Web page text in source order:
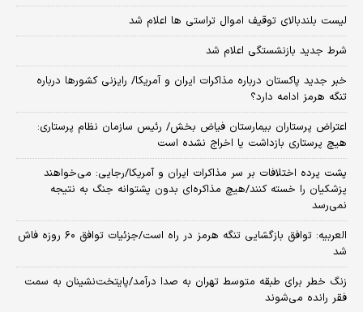
لیست بلندبالای توقیف اموال تراستی ها اعلام شد
شرط جدید بازنشستگی اعلام شد
خبر جدید پاکستان درباره مذاکرات ایران و آمریکا/ رایزنی کشورها درباره
تنگه هرمز ادامه دارد؟
اعتراض پرستاران بیمارستان فیاض بخش/ رئیس سازمان نظام پرستاری:
هیچ پرستاری بازداشت یا اخراج نشده است
پشت پرده اختلافات بر سر مذاکرات ایران و آمریکا/رجایی: می‌خواهند
پزشکیان را خسته کنند/هیچ مذاکره‌ای بدون پشتوانه جنگ به نتیجه
نمی‌رسد
العربیه: توافق بازگشایی تنگه هرمز در راه است/جزئیات توافق ۶۰ روزه فاش
شد
زنگ خطر برای طبقه متوسط تهران به صدا درآمد/پایتخت‌نشینان به سمت
فقر رانده می‌شوند